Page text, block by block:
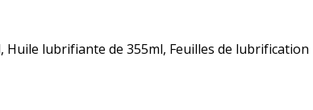
Huile lubrifiante de 355ml, Feuilles de lubrification